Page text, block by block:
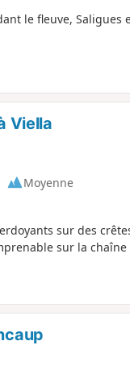
le fleuve,
Viella
Moyenne
sur des
sur la chaîne